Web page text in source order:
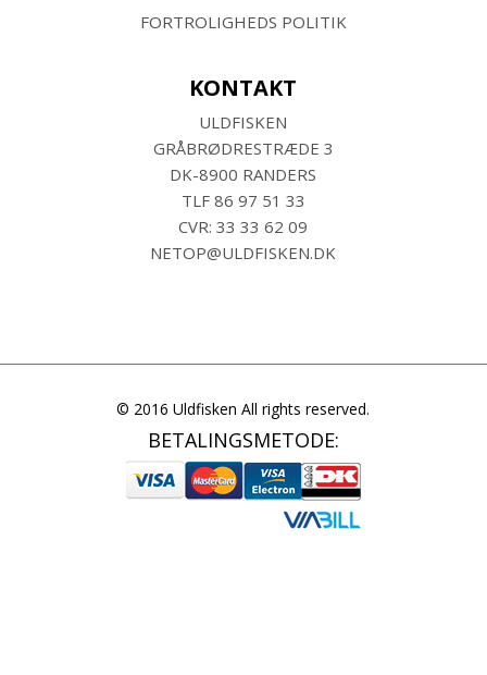
FORTROLIGHEDS POLITIK
KONTAKT
ULDFISKEN
GRÅBRØDRESTRÆDE 3
DK-8900 RANDERS
TLF 86 97 51 33
CVR: 33 33 62 09
NETOP@ULDFISKEN.DK
© 2016 Uldfisken All rights reserved.
BETALINGSMETODE: